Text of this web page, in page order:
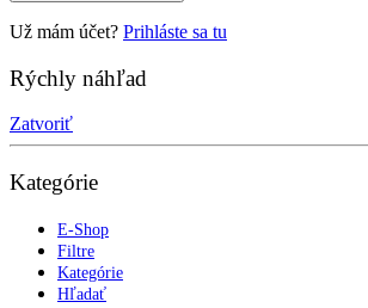
Už mám účet? Prihláste sa tu
Rýchly náhľad
Zatvoriť
Kategórie
E-Shop
Filtre
Kategórie
Hľadať